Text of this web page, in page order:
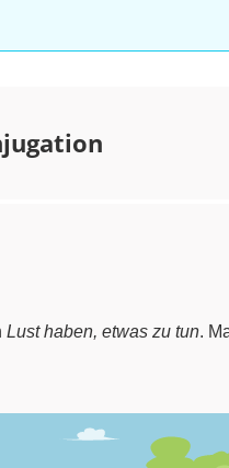
Lust haben, etwas zu tun.